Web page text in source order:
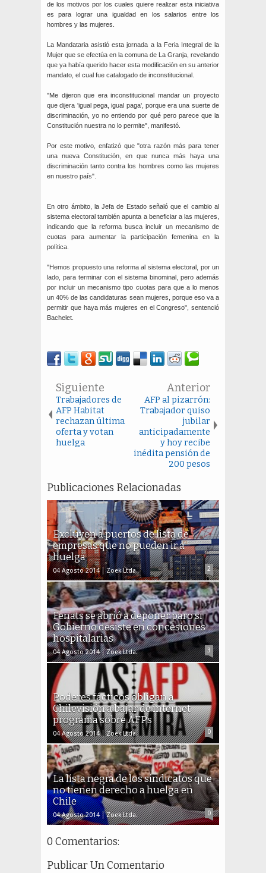
de los motivos por los cuales quiere realizar esta iniciativa
es para lograr una igualdad en los salarios entre los
hombres y las mujeres.
La Mandataria asistió esta jornada a la Feria Integral de la
Mujer que se efectúa en la comuna de La Granja, revelando
que ya había querido hacer esta modificación en su anterior
mandato, el cual fue catalogado de inconstitucional.
"Me dijeron que era inconstitucional mandar un proyecto
que dijera 'igual pega, igual paga', porque era una suerte de
discriminación, yo no entiendo por qué pero parece que la
Constitución nuestra no lo permite", manifestó.
Por este motivo, enfatizó que "otra razón más para tener
una nueva Constitución, en que nunca más haya una
discriminación tanto contra los hombres como las mujeres
en nuestro país".
En otro ámbito, la Jefa de Estado señaló que el cambio al
sistema electoral también apunta a beneficiar a las mujeres,
indicando que la reforma busca incluir un mecanismo de
cuotas para aumentar la participación femenina en la
política.
"Hemos propuesto una reforma al sistema electoral, por un
lado, para terminar con el sistema binominal, pero además
por incluir un mecanismo tipo cuotas para que a lo menos
un 40% de las candidaturas sean mujeres, porque eso va a
permitir que haya más mujeres en el Congreso", sentenció
Bachelet.
Siguiente
Trabajadores de
AFP Habitat
rechazan última
oferta y votan
huelga
Anterior
AFP al pizarrón:
Trabajador quiso
jubilar
anticipadamente
y hoy recibe
inédita pensión de
200 pesos
Publicaciones Relacionadas
Excluyen a puertos de lista de
empresas que no pueden ir a
huelga
04 Agosto 2014 Zoek Ltda. 2
Fenats se abrió a deponer paro si
Gobierno desiste en concesiones
hospitalarias
04 Agosto 2014 Zoek Ltda. 3
Poderes fácticos obligan a
Chilevisión a bajar de internet
programa sobre AFPs
04 Agosto 2014 Zoek Ltda. 0
La lista negra de los sindicatos que
no tienen derecho a huelga en
Chile
04 Agosto 2014 Zoek Ltda. 0
0 Comentarios:
Publicar Un Comentario